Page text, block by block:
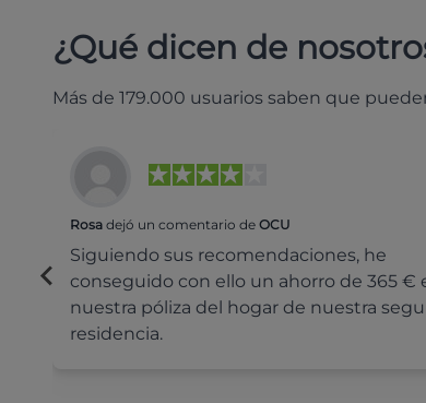
¿Qué dicen de
Más de 179.000 usuarios saben que
Rosa dejó un comentario de OCU
Siguiendo sus recomendaciones, he
conseguido con ello un ahorro de 365 €
nuestra póliza del hogar de nuestra
residencia.